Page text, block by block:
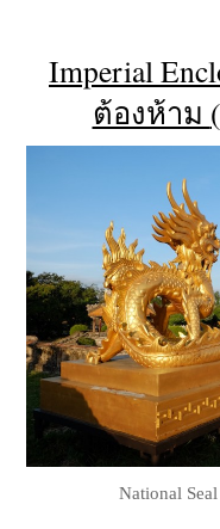
Imperial
ต้องห้าม
National